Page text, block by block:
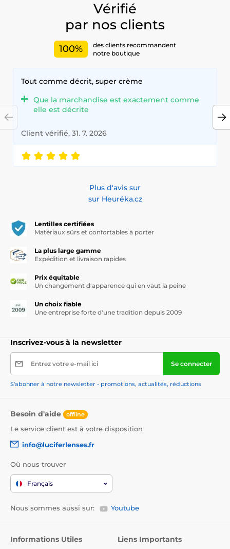
Vérifié
par nos clients
100%
des clients recommandent
notre boutique
Tout comme décrit, super crème
Que la marchandise est exactement comme
elle est décrite
Client vérifié, 31. 7. 2026
Plus d'avis sur
sur Heuréka.cz
Lentilles certifiées
Matériaux sûrs et confortables à porter
La plus large gamme
Expédition et livraison rapides
Prix équitable
Un changement d'apparence qui en vaut la peine
Un choix fiable
Une entreprise forte d'une tradition depuis 2009
Inscrivez-vous à la newsletter
Entrez votre e-mail ici Se connecter
S'abonner à notre newsletter - promotions, actualités, réductions
Besoin d'aide offline
Le service client est à votre disposition
info@luciferlenses.fr
Où nous trouver
Français
Nous sommes aussi sur: Youtube
Informations Utiles Liens Importants